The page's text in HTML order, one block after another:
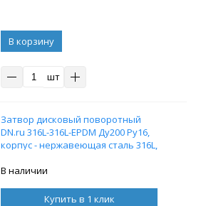
В корзину
шт
Затвор дисковый поворотный
DN.ru 316L-316L-EPDM Ду200 Ру16,
корпус - нержавеющая сталь 316L,
уплотнение - EPDM, межфланцевый,
В наличии
Купить в 1 клик